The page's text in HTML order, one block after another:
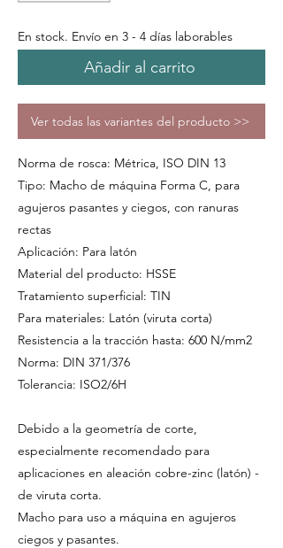
En stock. Envío en 3 - 4 días laborables
Añadir al carrito
Ver todas las variantes del producto >>
Norma de rosca: Métrica, ISO DIN 13
Tipo: Macho de máquina Forma C, para
agujeros pasantes y ciegos, con ranuras
rectas
Aplicación: Para latón
Material del producto: HSSE
Tratamiento superficial: TIN
Para materiales: Latón (viruta corta)
Resistencia a la tracción hasta: 600 N/mm2
Norma: DIN 371/376
Tolerancia: ISO2/6H
Debido a la geometría de corte,
especialmente recomendado para
aplicaciones en aleación cobre-zinc (latón) -
de viruta corta.
Macho para uso a máquina en agujeros
ciegos y pasantes.